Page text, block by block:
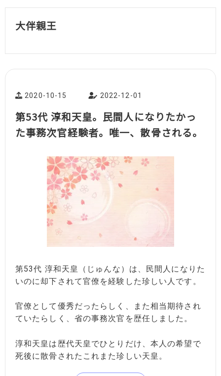
大伴親王
2020-10-15 2022-12-01
第53代 淳和天皇。民間人になりたかっ
た事務次官経験者。唯一、散骨される。
第53代 淳和天皇（じゅんな）は、民間人になりた
いのに却下されて官僚を経験した珍しい人です。
官僚として優秀だったらしく、また相当期待され
ていたらしく、省の事務次官を歴任しました。
淳和天皇は歴代天皇でひとりだけ、本人の希望で
死後に散骨されたこれまた珍しい天皇。